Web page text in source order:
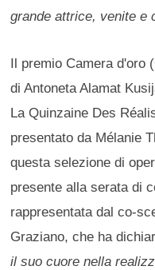
grande attrice, venite e
Il premio Camera d'oro
di Antoneta Alamat
La Quinzaine Des
presentato da Mélanie
questa selezione di
presente alla serata di
rappresentata dal co-
Graziano, che ha
il suo cuore nella